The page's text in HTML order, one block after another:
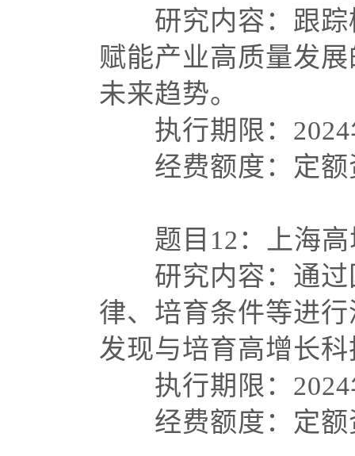
研究内容：跟踪
赋能产业高质量发
未来趋势。
执行期限：
经费额度：定额
题目 12：上海
研究内容：通过
律、培育条件等进
发现与培育高增长
执行期限：
经费额度：定额